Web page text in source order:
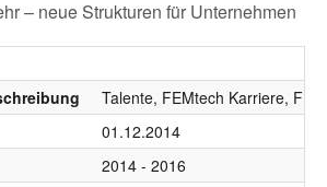
– neue Strukturen für Unternehmen
Talente, FEMtech Karriere,
01.12.2014
2014 - 2016